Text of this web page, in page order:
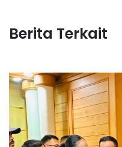
Berita Terkait